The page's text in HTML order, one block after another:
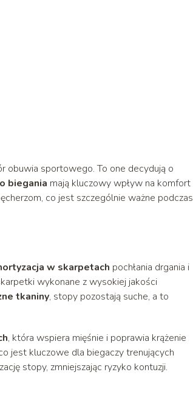
obuwia sportowego. To one decydują o
biegania mają kluczowy wpływ na komfort
co jest szczególnie ważne podczas
w skarpetach pochłania drgania i
wykonane z wysokiej jakości
tkaniny, stopy pozostają suche, a to
, która wspiera mięśnie i poprawia krążenie
jest kluczowe dla biegaczy trenujących
stopy, zmniejszając ryzyko kontuzji.